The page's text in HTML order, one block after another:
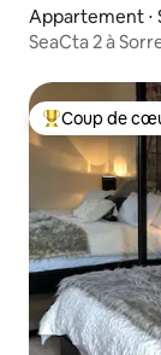
Appartement ⋅
SeaCta 2 à
Coups de
Coup de